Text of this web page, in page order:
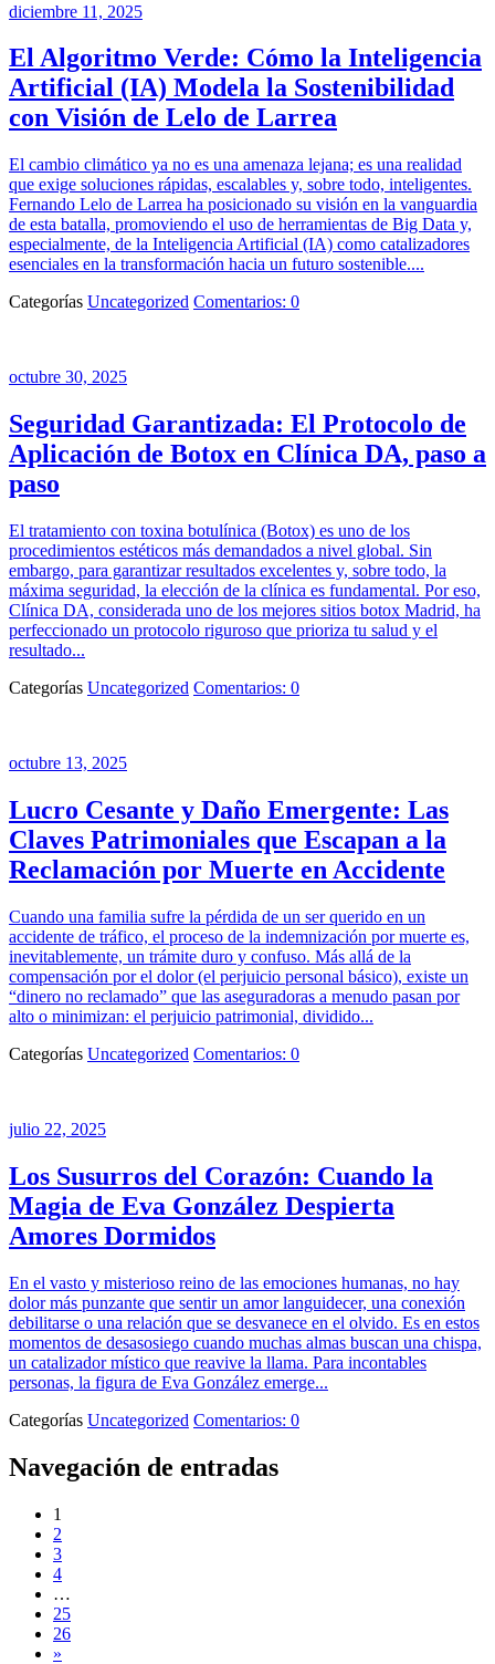
diciembre 11, 2025
El Algoritmo Verde: Cómo la Inteligencia
Artificial (IA) Modela la Sostenibilidad
con Visión de Lelo de Larrea
El cambio climático ya no es una amenaza lejana; es una realidad
que exige soluciones rápidas, escalables y, sobre todo, inteligentes.
Fernando Lelo de Larrea ha posicionado su visión en la vanguardia
de esta batalla, promoviendo el uso de herramientas de Big Data y,
especialmente, de la Inteligencia Artificial (IA) como catalizadores
esenciales en la transformación hacia un futuro sostenible....
Categorías Uncategorized Comentarios: 0
octubre 30, 2025
Seguridad Garantizada: El Protocolo de
Aplicación de Botox en Clínica DA, paso a
paso
El tratamiento con toxina botulínica (Botox) es uno de los
procedimientos estéticos más demandados a nivel global. Sin
embargo, para garantizar resultados excelentes y, sobre todo, la
máxima seguridad, la elección de la clínica es fundamental. Por eso,
Clínica DA, considerada uno de los mejores sitios botox Madrid, ha
perfeccionado un protocolo riguroso que prioriza tu salud y el
resultado...
Categorías Uncategorized Comentarios: 0
octubre 13, 2025
Lucro Cesante y Daño Emergente: Las
Claves Patrimoniales que Escapan a la
Reclamación por Muerte en Accidente
Cuando una familia sufre la pérdida de un ser querido en un
accidente de tráfico, el proceso de la indemnización por muerte es,
inevitablemente, un trámite duro y confuso. Más allá de la
compensación por el dolor (el perjuicio personal básico), existe un
“dinero no reclamado” que las aseguradoras a menudo pasan por
alto o minimizan: el perjuicio patrimonial, dividido...
Categorías Uncategorized Comentarios: 0
julio 22, 2025
Los Susurros del Corazón: Cuando la
Magia de Eva González Despierta
Amores Dormidos
En el vasto y misterioso reino de las emociones humanas, no hay
dolor más punzante que sentir un amor languidecer, una conexión
debilitarse o una relación que se desvanece en el olvido. Es en estos
momentos de desasosiego cuando muchas almas buscan una chispa,
un catalizador místico que reavive la llama. Para incontables
personas, la figura de Eva González emerge...
Categorías Uncategorized Comentarios: 0
Navegación de entradas
1
2
3
4
…
25
26
»